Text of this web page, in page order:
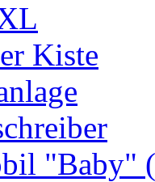
Kiste
"Baby"